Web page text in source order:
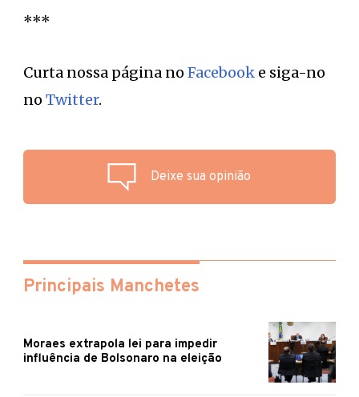
***
Curta nossa página no Facebook e siga-no
no Twitter.
Deixe sua opinião
Principais Manchetes
Moraes extrapola lei para impedir
influência de Bolsonaro na eleição